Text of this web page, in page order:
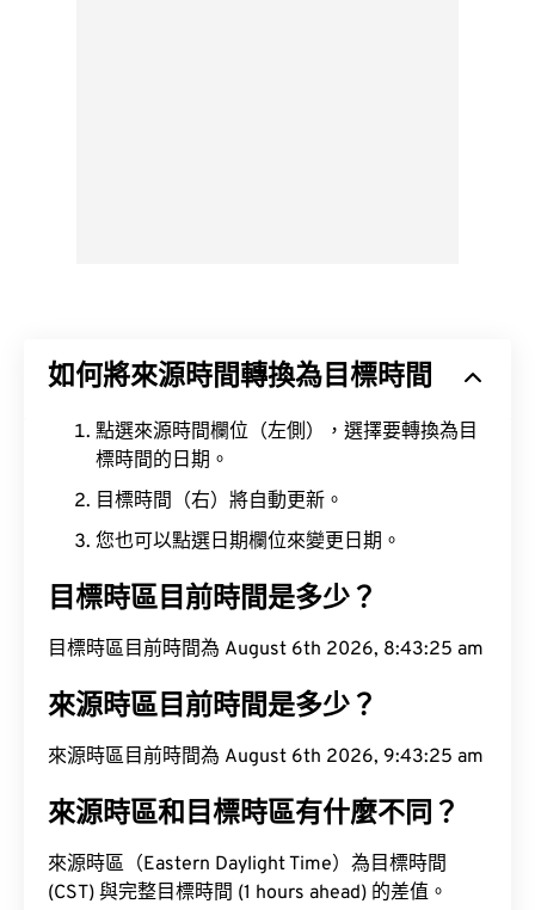
如何將來源時間轉換為目標時間
點選來源時間欄位（左側），選擇要轉換為目
標時間的日期。
目標時間（右）將自動更新。
您也可以點選日期欄位來變更日期。
目標時區目前時間是多少？
目標時區目前時間為 August 6th 2026, 8:43:26 am
來源時區目前時間是多少？
來源時區目前時間為 August 6th 2026, 9:43:26 am
來源時區和目標時區有什麼不同？
來源時區（Eastern Daylight Time）為目標時間
(CST) 與完整目標時間 (1 hours ahead) 的差值。